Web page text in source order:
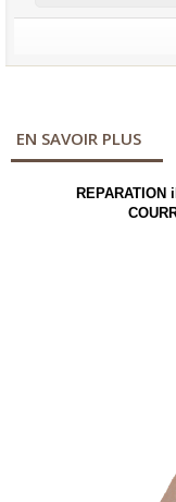
EN SAVOIR PLUS
REPARATION